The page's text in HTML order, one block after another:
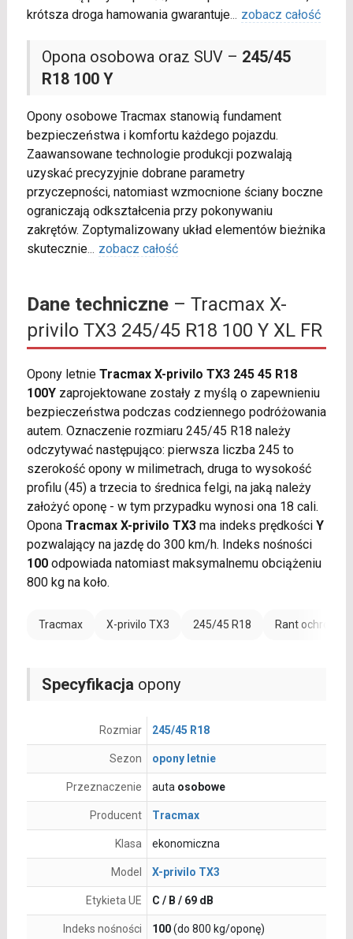
krótsza droga hamowania gwarantuje... zobacz całość
Opona osobowa oraz SUV – 245/45
R18 100 Y
Opony osobowe Tracmax stanowią fundament
bezpieczeństwa i komfortu każdego pojazdu.
Zaawansowane technologie produkcji pozwalają
uzyskać precyzyjnie dobrane parametry
przyczepności, natomiast wzmocnione ściany boczne
ograniczają odkształcenia przy pokonywaniu
zakrętów. Zoptymalizowany układ elementów bieżnika
skutecznie... zobacz całość
Dane techniczne– Tracmax X-
privilo TX3 245/45 R18 100 Y XL FR
Opony letnie Tracmax X-privilo TX3 245 45 R18
100Yzaprojektowane zostały z myślą o zapewnieniu
bezpieczeństwa podczas codziennego podróżowania
autem. Oznaczenie rozmiaru 245/45 R18 należy
odczytywać następująco: pierwsza liczba 245 to
szerokość opony w milimetrach, druga to wysokość
profilu (45) a trzecia to średnica felgi, na jaką należy
założyć oponę - w tym przypadku wynosi ona 18 cali.
Opona Tracmax X-privilo TX3ma indeks prędkości Y
pozwalający na jazdę do 300 km/h. Indeks nośności
100odpowiada natomiast maksymalnemu obciążeniu
800 kg na koło.
Tracmax X-privilo TX3 245/45 R18 Rant ochronny
Specyfikacja opony
Rozmiar 245/45 R18
Sezon opony letnie
Przeznaczenie auta osobowe
Producent Tracmax
Klasa ekonomiczna
Model X-privilo TX3
Etykieta UE C / B / 69 dB
Indeks nośności 100(do 800 kg/oponę)